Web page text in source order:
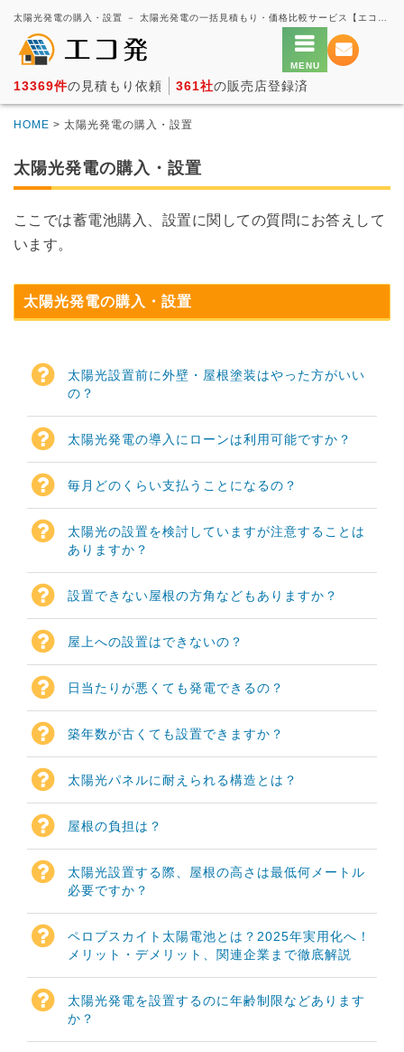
13369件の見積もり依頼 361社の販売店登録済
HOME > 太陽光発電の購入・設置
太陽光発電の購入・設置
ここでは蓄電池購入、設置に関しての質問にお答えして
います。
太陽光発電の購入・設置
太陽光設置前に外壁・屋根塗装はやった方がいい
の？
太陽光発電の導入にローンは利用可能ですか？
毎月どのくらい支払うことになるの？
太陽光の設置を検討していますが注意することは
ありますか？
設置できない屋根の方角などもありますか？
屋上への設置はできないの？
日当たりが悪くても発電できるの？
築年数が古くても設置できますか？
太陽光パネルに耐えられる構造とは？
屋根の負担は？
太陽光設置する際、屋根の高さは最低何メートル
必要ですか？
ペロブスカイト太陽電池とは？2025年実用化へ！
メリット・デメリット、関連企業まで徹底解説
太陽光発電を設置するのに年齢制限などあります
か？